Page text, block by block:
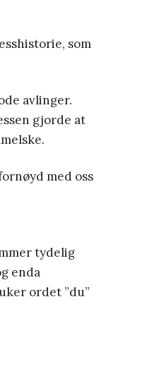
som
avlinger.
gjorde at
med oss
tydelig
enda
ordet ”du”